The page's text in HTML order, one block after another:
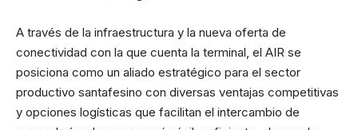
A través de la infraestructura y la nueva oferta de
conectividad con la que cuenta la terminal, el AIR se
posiciona como un aliado estratégico para el sector
productivo santafesino con diversas ventajas competitivas
y opciones logísticas que facilitan el intercambio de